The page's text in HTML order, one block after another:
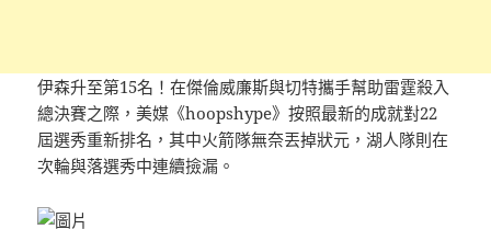
伊森升至第15名！在傑倫威廉斯與切特攜手幫助雷霆殺入
總決賽之際，美媒《hoopshype》按照最新的成就對22
屆選秀重新排名，其中火箭隊無奈丟掉狀元，湖人隊則在
次輪與落選秀中連續撿漏。